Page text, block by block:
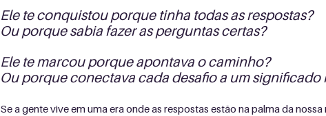
Ele te conquistou porque tinha todas as respostas?
Ou porque sabia fazer as perguntas certas?
Ele te marcou porque apontava o caminho?
Ou porque conectava cada desafio a um significado
Se a gente vive em uma era onde as respostas estão na palma da